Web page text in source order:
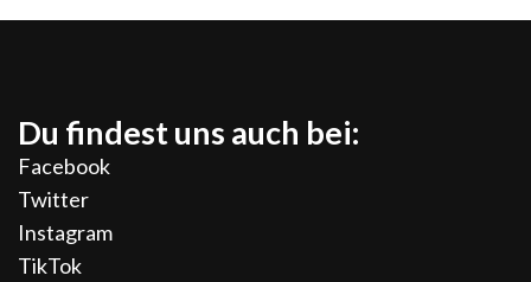
Du findest uns auch bei:
Facebook
Twitter
Instagram
TikTok